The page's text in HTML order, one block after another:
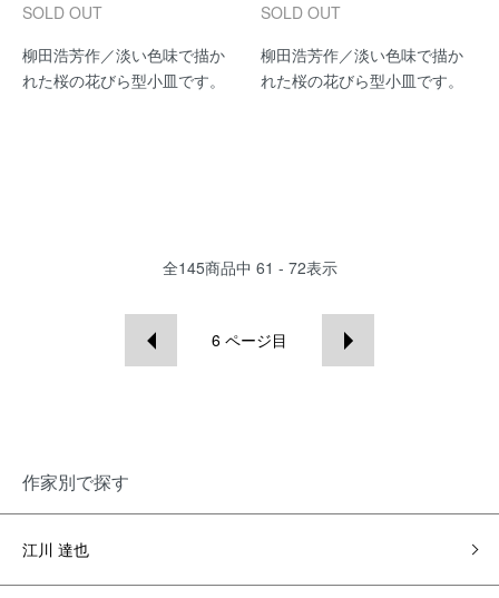
SOLD OUT
柳田浩芳作／淡い色味で描か
れた桜の花びら型小皿です。
SOLD OUT
柳田浩芳作／淡い色味で描か
れた桜の花びら型小皿です。
全145商品中 61 - 72表示
6 ページ目
作家別で探す
江川 達也